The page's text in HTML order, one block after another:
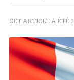
CET ARTICLE A ÉTÉ